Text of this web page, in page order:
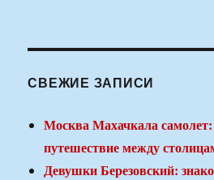
СВЕЖИЕ ЗАПИСИ
Москва Махачкала
путешествие между
Девушки Березовский: